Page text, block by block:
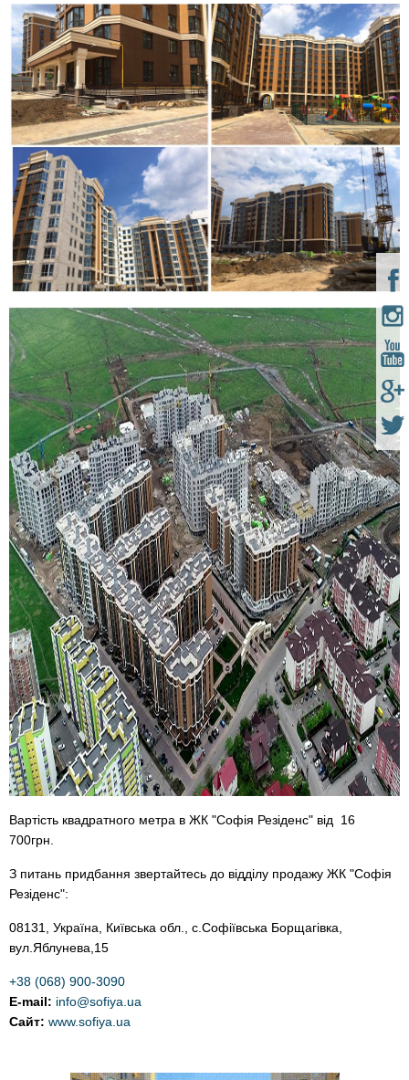
Вартість квадратного метра в ЖК "Софія Резіденс" від 16
700грн.
З питань придбання звертайтесь до відділу продажу ЖК "Софія
Резіденс":
08131, Україна, Київська обл., с.Софіївська Борщагівка,
вул.Яблунева,15
+38 (068) 900-3090
E-mail: info@sofiya.ua
Сайт: www.sofiya.ua